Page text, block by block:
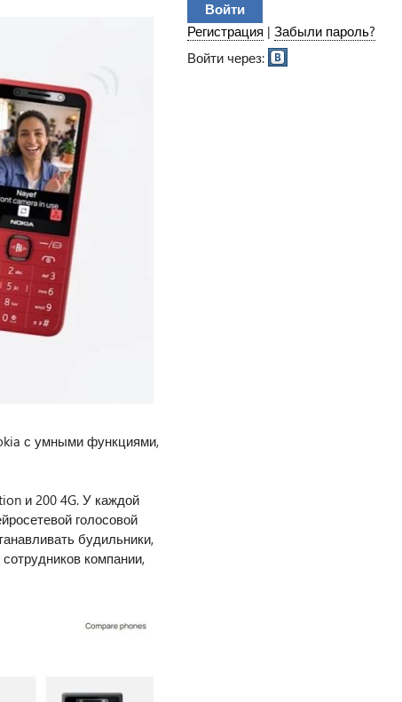
с умными функциями,
и 200 4G. У каждой
голосовой
будильники,
компании,
Регистрация | Забыли пароль?
Войти через: